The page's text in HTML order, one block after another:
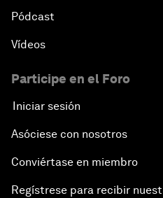
Pódcast
Vídeos
Participe en el Foro
Iniciar sesión
Asóciese con nosotros
Conviértase en miembro
Regístrese para recibir